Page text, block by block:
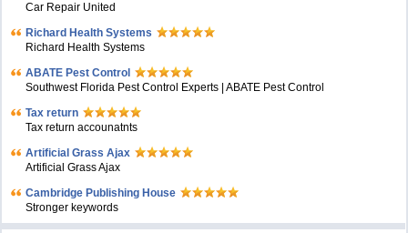
Car Repair United
Richard Health Systems
Richard Health Systems
ABATE Pest Control
Southwest Florida Pest Control Experts | ABATE Pest Control
Tax return
Tax return accounatnts
Artificial Grass Ajax
Artificial Grass Ajax
Cambridge Publishing House
Stronger keywords